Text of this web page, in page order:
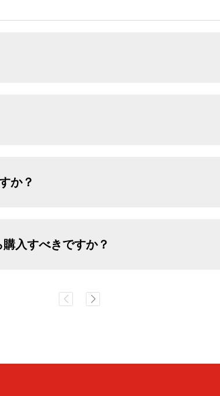
か？
入すべきですか？